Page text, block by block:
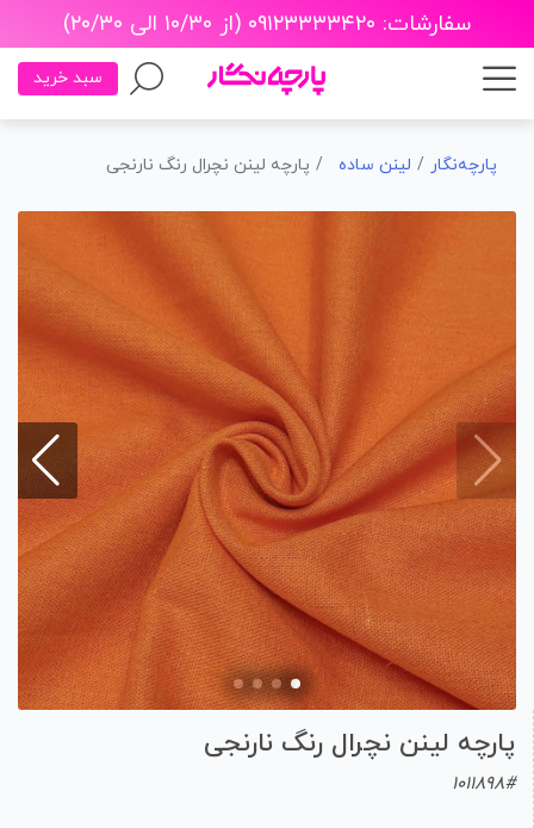
سفارشات: ۰۹۱۲۳۳۳۳۴۲۰ (از ۱۰/۳۰ الی ۲۰/۳۰)
سبد خرید
پارچه‌نگار لینن ساده پارچه لینن نچرال رنگ نارنجی
پارچه لینن نچرال رنگ نارنجی
1011898#